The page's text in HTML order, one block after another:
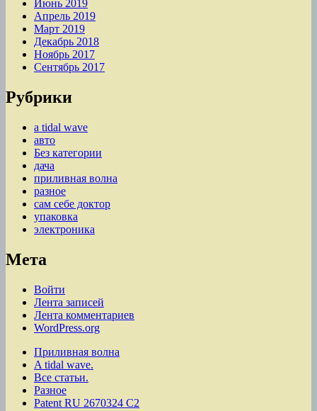
Июнь 2019
Апрель 2019
Март 2019
Декабрь 2018
Ноябрь 2017
Сентябрь 2017
Рубрики
a tidal wave
авто
Без категории
дача
приливная волна
разное
сам себе доктор
упаковка
электроника
Мета
Войти
Лента записей
Лента комментариев
WordPress.org
Приливная волна
A tidal wave.
Все статьи.
Разное
Patent RU 2670324 C2